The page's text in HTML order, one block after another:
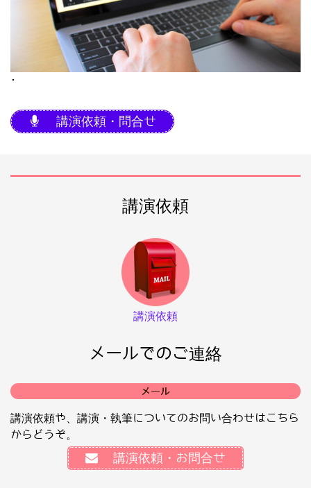
･
講演依頼・問合せ
講演依頼
講演依頼
メールでのご連絡
メール
講演依頼や、講演・執筆についてのお問い合わせはこちら
からどうぞ。
講演依頼・お問合せ